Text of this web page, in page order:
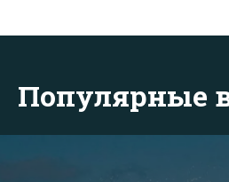
Популярные